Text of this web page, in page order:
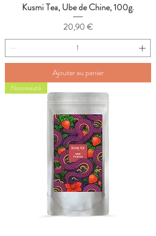
Kusmi Tea, Ube de Chine, 100g.
Prix
20,90 €
Ajouter au panier
Nouveauté